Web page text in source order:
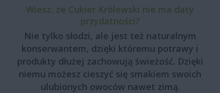
Wiesz, że Cukier Królewski nie ma daty
przydatności?
Nie tylko słodzi, ale jest też naturalnym
konserwantem, dzięki któremu potrawy i
produkty dłużej zachowują świeżość. Dzięki
niemu możesz cieszyć się smakiem swoich
ulubionych owoców nawet zimą.